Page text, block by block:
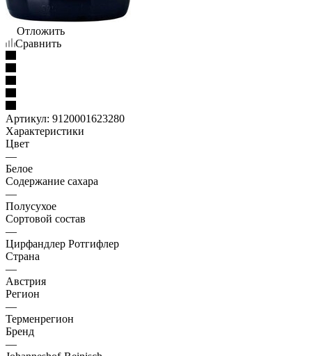
Отложить
Сравнить
Артикул: 9120001623280
Характеристики
Цвет
—
Белое
Содержание сахара
—
Полусухое
Сортовой состав
—
Цирфандлер Ротгифлер
Страна
—
Австрия
Регион
—
Терменрегион
Бренд
—